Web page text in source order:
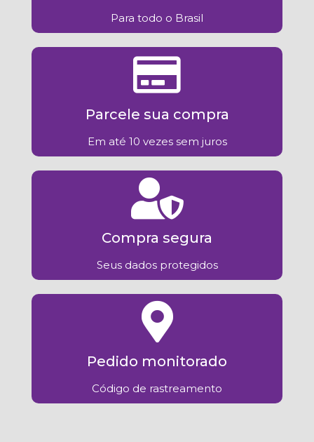
Para todo o Brasil
Parcele sua compra
Em até 10 vezes sem juros
Compra segura
Seus dados protegidos
Pedido monitorado
Código de rastreamento